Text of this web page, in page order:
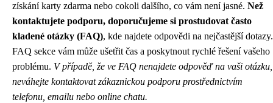
získání karty zdarma nebo cokoli dalšího, co vám není jasné. Než
kontaktujete podporu, doporučujeme si prostudovat často
kladené otázky (FAQ), kde najdete odpovědi na nejčastější dotazy.
FAQ sekce vám může ušetřit čas a poskytnout rychlé řešení vašeho
problému. V případě, že ve FAQ nenajdete odpověď na vaši otázku,
neváhejte kontaktovat zákaznickou podporu prostřednictvím
telefonu, emailu nebo online chatu.